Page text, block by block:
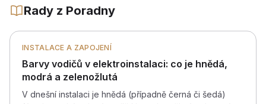
Rady z Poradny
INSTALACE A ZAPOJENÍ
Barvy vodičů v elektroinstalaci: co je hnědá,
modrá a zelenožlutá
V dnešní instalaci je hnědá (případně černá či šedá)